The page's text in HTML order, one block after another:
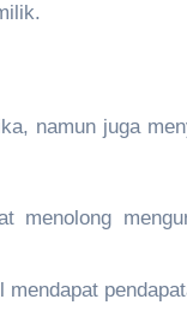
namun juga
menolong